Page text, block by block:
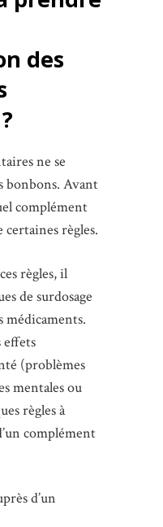
des
ne se
bonbons. Avant
complément
règles.
règles, il
de surdosage
médicaments.
effets
(problèmes
mentales ou
règles à
complément
d’un